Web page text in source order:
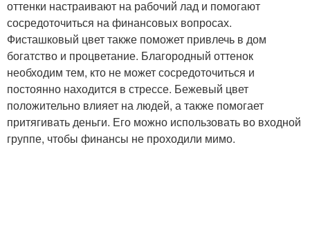
оттенки настраивают на рабочий лад и помогают
сосредоточиться на финансовых вопросах.
Фисташковый цвет также поможет привлечь в дом
богатство и процветание. Благородный оттенок
необходим тем, кто не может сосредоточиться и
постоянно находится в стрессе. Бежевый цвет
положительно влияет на людей, а также помогает
притягивать деньги. Его можно использовать во входной
группе, чтобы финансы не проходили мимо.